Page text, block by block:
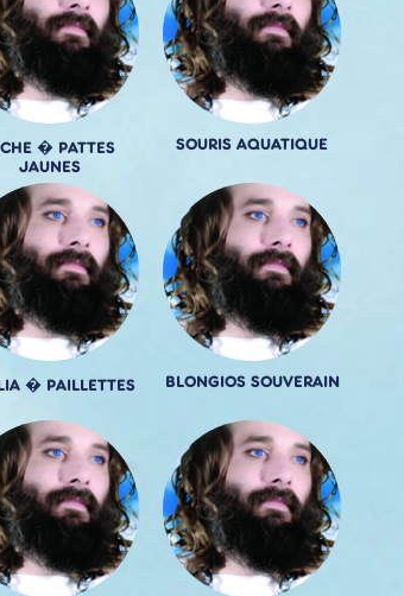
� PATTES
JAUNES
SOURIS AQUATIQUE
� PAILLETTES BLONGIOS SOUVERAIN